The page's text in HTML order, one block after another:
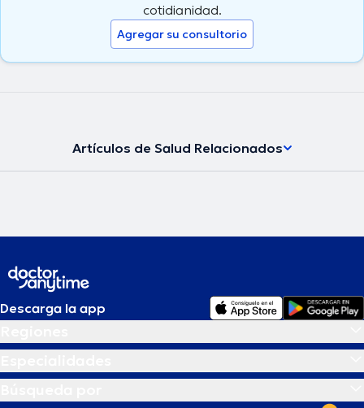
cotidianidad.
Agregar su consultorio
Artículos de Salud Relacionados
Descarga la app